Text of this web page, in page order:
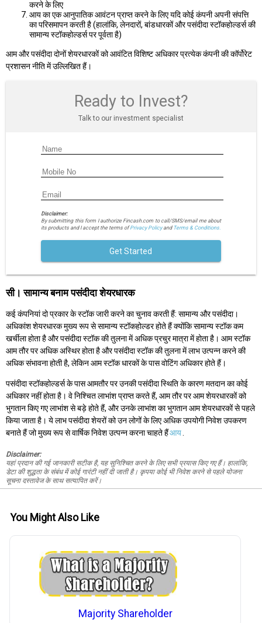
करने के लिए
आय का एक आनुपातिक आवंटन प्राप्त करने के लिए यदि कोई कंपनी अपनी संपत्ति
का परिसमापन करती है (हालांकि, लेनदारों, बांडधारकों और पसंदीदा स्टॉकहोल्डर्स की
सामान्य स्टॉकहोल्डर्स पर पूर्वता है)
आम और पसंदीदा दोनों शेयरधारकों को आवंटित विशिष्ट अधिकार प्रत्येक कंपनी की कॉर्पोरेट
प्रशासन नीति में उल्लिखित हैं।
Ready to Invest?
Talk to our investment specialist
Disclaimer:
By submitting this form I authorize Fincash.com to call/SMS/email me about
its products and I accept the terms ofPrivacy Policyand Terms & Conditions.
Get Started
सी। सामान्य बनाम पसंदीदा शेयरधारक
कई कंपनियां दो प्रकार के स्टॉक जारी करने का चुनाव करती हैं: सामान्य और पसंदीदा।
अधिकांश शेयरधारक मुख्य रूप से सामान्य स्टॉकहोल्डर होते हैं क्योंकि सामान्य स्टॉक कम
खर्चीला होता है और पसंदीदा स्टॉक की तुलना में अधिक प्रचुर मात्रा में होता है। आम स्टॉक
आम तौर पर अधिक अस्थिर होता है और पसंदीदा स्टॉक की तुलना में लाभ उत्पन्न करने की
अधिक संभावना होती है, लेकिन आम स्टॉक धारकों के पास वोटिंग अधिकार होते हैं।
पसंदीदा स्टॉकहोल्डर्स के पास आमतौर पर उनकी पसंदीदा स्थिति के कारण मतदान का कोई
अधिकार नहीं होता है। वे निश्चित लाभांश प्राप्त करते हैं, आम तौर पर आम शेयरधारकों को
भुगतान किए गए लाभांश से बड़े होते हैं, और उनके लाभांश का भुगतान आम शेयरधारकों से पहले
किया जाता है। ये लाभ पसंदीदा शेयरों को उन लोगों के लिए अधिक उपयोगी निवेश उपकरण
बनाते हैं जो मुख्य रूप से वार्षिक निवेश उत्पन्न करना चाहते हैंआय.
Disclaimer:
यहां प्रदान की गई जानकारी सटीक है, यह सुनिश्चित करने के लिए सभी प्रयास किए गए हैं। हालांकि,
डेटा की शुद्धता के संबंध में कोई गारंटी नहीं दी जाती है। कृपया कोई भी निवेश करने से पहले योजना
सूचना दस्तावेज के साथ सत्यापित करें।
You Might Also Like
Majority Shareholder